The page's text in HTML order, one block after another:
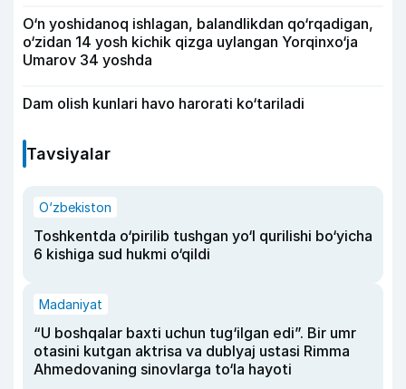
O‘n yoshidanoq ishlagan, balandlikdan qo‘rqadigan,
o‘zidan 14 yosh kichik qizga uylangan Yorqinxo‘ja
Umarov 34 yoshda
Dam olish kunlari havo harorati ko‘tariladi
Tavsiyalar
O‘zbekiston
Toshkentda o‘pirilib tushgan yo‘l qurilishi bo‘yicha
6 kishiga sud hukmi o‘qildi
Madaniyat
“U boshqalar baxti uchun tug‘ilgan edi”. Bir umr
otasini kutgan aktrisa va dublyaj ustasi Rimma
Ahmedovaning sinovlarga to‘la hayoti